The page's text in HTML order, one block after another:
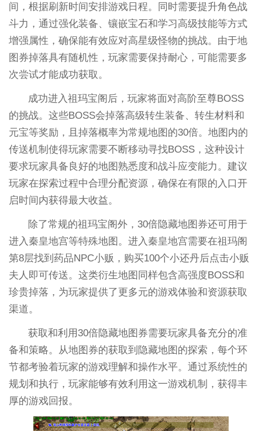
间，根据刷新时间安排游戏日程。同时需要提升角色战
斗力，通过强化装备、镶嵌宝石和学习高级技能等方式
增强属性，确保能有效应对高星级怪物的挑战。由于地
图券掉落具有随机性，玩家需要保持耐心，可能需要多
次尝试才能成功获取。
成功进入祖玛宝阁后，玩家将面对高阶至尊BOSS
的挑战。这些BOSS会掉落高级转生装备、转生材料和
元宝等奖励，且掉落概率为常规地图的30倍。地图内的
传送机制使得玩家需要不断移动寻找BOSS，这种设计
要求玩家具备良好的地图熟悉度和战斗应变能力。建议
玩家在探索过程中合理分配资源，确保在有限的入口开
启时间内获得最大收益。
除了常规的祖玛宝阁外，30倍隐藏地图券还可用于
进入秦皇地宫等特殊地图。进入秦皇地宫需要在祖玛阁
第8层找到药品NPC小贩，购买100个小还丹后点击小贩
夫人即可传送。这类衍生地图同样包含高强度BOSS和
珍贵掉落，为玩家提供了更多元的游戏体验和资源获取
渠道。
获取和利用30倍隐藏地图券需要玩家具备充分的准
备和策略。从地图券的获取到隐藏地图的探索，每个环
节都考验着玩家的游戏理解和操作水平。通过系统性的
规划和执行，玩家能够有效利用这一游戏机制，获得丰
厚的游戏回报。